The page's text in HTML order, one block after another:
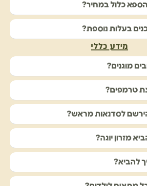
כלול במחיר?
בעלות נוספת?
מידע כללי
מוגנים?
טרמפים?
לסדנאות מראש?
מזרון יוגה?
להביא?